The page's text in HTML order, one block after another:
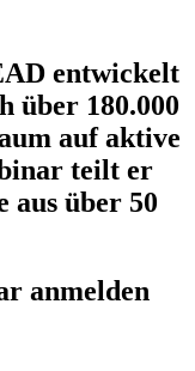
entwickelt
über 180.000
auf aktive
teilt er
aus über 50
anmelden